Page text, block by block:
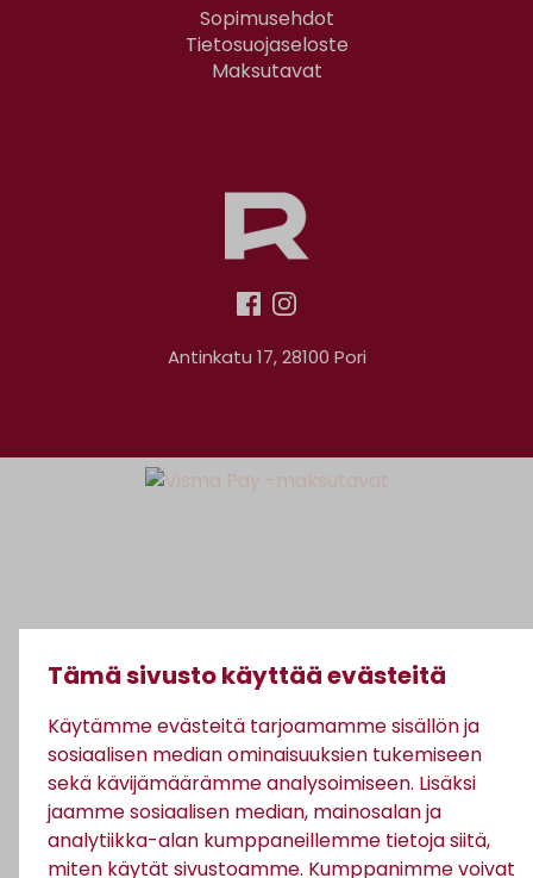
Tämä sivusto käyttää evästeitä
Käytämme evästeitä tarjoamamme sisällön ja
sosiaalisen median ominaisuuksien tukemiseen
sekä kävijämäärämme analysoimiseen. Lisäksi
jaamme sosiaalisen median, mainosalan ja
analytiikka-alan kumppaneillemme tietoja siitä,
miten käytät sivustoamme. Kumppanimme voivat
Antinkatu 17, 28100 Pori
Sopimusehdot
Tietosuojaseloste
Maksutavat